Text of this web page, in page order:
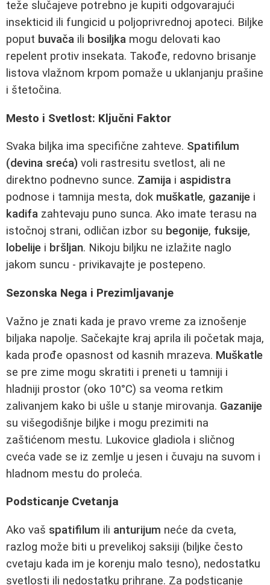
teže slučajeve potrebno je kupiti odgovarajući
insekticid ili fungicid u poljoprivrednoj apoteci. Biljke
poput buvača ili bosiljka mogu delovati kao
repelent protiv insekata. Takođe, redovno brisanje
listova vlažnom krpom pomaže u uklanjanju prašine
i štetočina.
Mesto i Svetlost: Ključni Faktor
Svaka biljka ima specifične zahteve. Spatifilum
(devina sreća) voli rastresitu svetlost, ali ne
direktno podnevno sunce. Zamija i aspidistra
podnose i tamnija mesta, dok muškatle, gazanije i
kadifa zahtevaju puno sunca. Ako imate terasu na
istočnoj strani, odličan izbor su begonije, fuksije,
lobelije i bršljan. Nikoju biljku ne izlažite naglo
jakom suncu - privikavajte je postepeno.
Sezonska Nega i Prezimljavanje
Važno je znati kada je pravo vreme za iznošenje
biljaka napolje. Sačekajte kraj aprila ili početak maja,
kada prođe opasnost od kasnih mrazeva. Muškatle
se pre zime mogu skratiti i preneti u tamniji i
hladniji prostor (oko 10°C) sa veoma retkim
zalivanjem kako bi ušle u stanje mirovanja. Gazanije
su višegodišnje biljke i mogu prezimiti na
zaštićenom mestu. Lukovice gladiola i sličnog
cveća vade se iz zemlje u jesen i čuvaju na suvom i
hladnom mestu do proleća.
Podsticanje Cvetanja
Ako vaš spatifilum ili anturijum neće da cveta,
razlog može biti u prevelikoj saksiji (biljke često
cvetaju kada im je korenju malo tesno), nedostatku
svetlosti ili nedostatku prihrane. Za podsticanje